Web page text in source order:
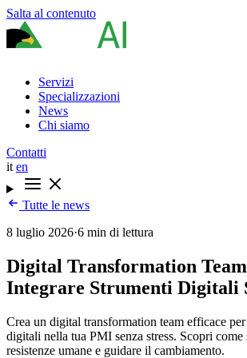
Salta al contenuto
Servizi
Specializzazioni
News
Chi siamo
Contatti
it en
Tutte le news
8 luglio 2026·6 min di lettura
Digital Transformation
Integrare Strumenti Digitali
Crea un digital transformation team efficace
digitali nella tua PMI senza stress. Scopri come
resistenze umane e guidare il cambiamento.